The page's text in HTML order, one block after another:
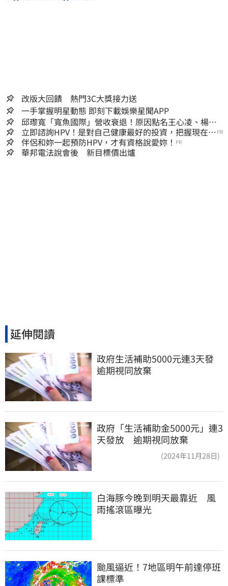
護理師 月薪
改版大回饋 熱門3C大獎接力送
一手掌握明星動態 即刻下載娛樂星聞APP
邱瓈寬「寬魚國際」營收衰退！原因點名王心凌、楊丞
琳網笑翻：太誠實
立即諮詢HPV！是對自己健康最好的投資，把握現在不
嫌晚！
PR
伴侶和妳一起預防HPV，才有資格說愛妳！ PR
華邦電法說會後 新目標價出爐
延伸閱讀
政府生活補助5000元連3天發
逾期視同放棄
政府「生活補助金5000元」連3
天發放 逾期視同放棄
(2024年11月28日)
白海豚今晚到明天最靠近　風
雨搖滾區曝光
颱風逼近！7地區明午前達停班
課標準